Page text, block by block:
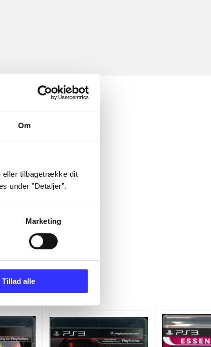
Om
eller tilbagetrække dit
under ”Detaljer”.
Marketing
Tillad alle